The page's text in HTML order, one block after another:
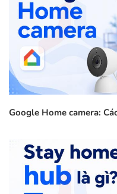
Google Home camera: